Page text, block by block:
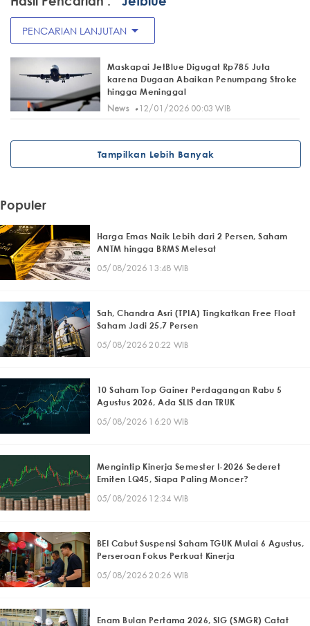
PENCARIAN LANJUTAN arrow_drop_down
Maskapai JetBlue Digugat Rp785 Juta
karena Dugaan Abaikan Penumpang Stroke
hingga Meninggal
News· 12/01/2026 00:03 WIB
Tampilkan Lebih Banyak
Populer
Harga Emas Naik Lebih dari 2 Persen, Saham
ANTM hingga BRMS Melesat
05/08/2026 13:48 WIB
Sah, Chandra Asri (TPIA) Tingkatkan Free Float
Saham Jadi 25,7 Persen
05/08/2026 20:22 WIB
10 Saham Top Gainer Perdagangan Rabu 5
Agustus 2026, Ada SLIS dan TRUK
05/08/2026 16:20 WIB
Mengintip Kinerja Semester I-2026 Sederet
Emiten LQ45, Siapa Paling Moncer?
05/08/2026 12:34 WIB
BEI Cabut Suspensi Saham TGUK Mulai 6 Agustus,
Perseroan Fokus Perkuat Kinerja
05/08/2026 20:26 WIB
Enam Bulan Pertama 2026, SIG (SMGR) Catat